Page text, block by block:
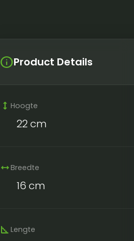
infoProduct Details
height Hoogte
22 cm
widthBreedte
16 cm
square_foot Lengte